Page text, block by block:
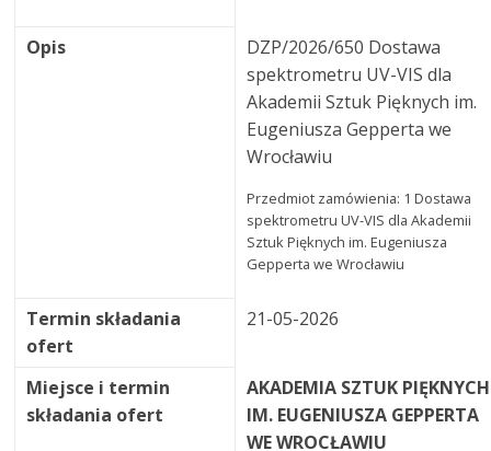
Opis
DZP/2026/650 Dostawa
spektrometru UV-VIS dla
Akademii Sztuk Pięknych im.
Eugeniusza Gepperta we
Wrocławiu
Przedmiot zamówienia: 1 Dostawa
spektrometru UV-VIS dla Akademii
Sztuk Pięknych im. Eugeniusza
Gepperta we Wrocławiu
Termin składania
ofert
21-05-2026
Miejsce i termin
składania ofert
AKADEMIA SZTUK PIĘKNYCH
IM. EUGENIUSZA GEPPERTA
WE WROCŁAWIU